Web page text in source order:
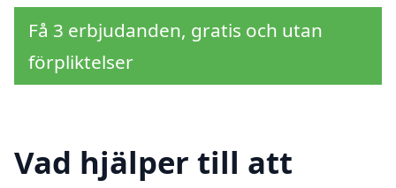
Få 3 erbjudanden, gratis och utan
förpliktelser
Vad hjälper till att